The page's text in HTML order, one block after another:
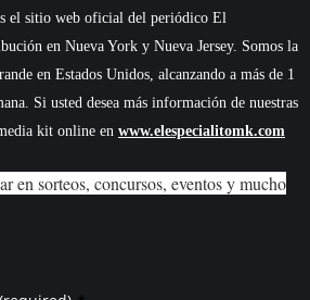
el sitio web oficial del periódico El
en Nueva York y Nueva Jersey. Somos la
en Estados Unidos, alcanzando a más de 1
Si usted desea más información de nuestras
kit online en www.elespecialitomk.com
en sorteos, concursos, eventos y mucho